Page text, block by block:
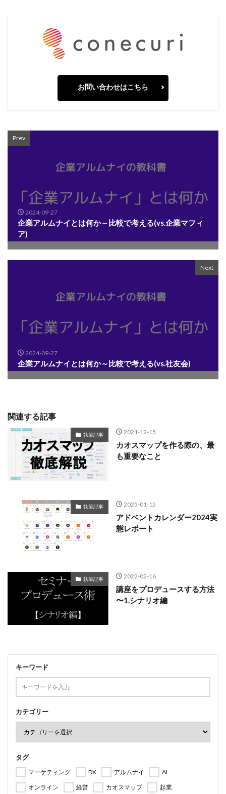
お問い合わせはこちら
Prev
2024-09-27
企業アルムナイとは何か～比較で考える(vs.企業マフィ
ア)
Next
2024-09-27
企業アルムナイとは何か～比較で考える(vs.社友会)
関連する記事
執筆記事 2021-12-15
カオスマップを作る際の、最
も重要なこと
執筆記事 2025-01-12
アドベントカレンダー2024実
態レポート
執筆記事 2022-02-16
講座をプロデュースする方法
〜1.シナリオ編
キーワード
カテゴリー
タグ
マーケティング DX アルムナイ
AI
オンライン
経営 カオスマップ 起業